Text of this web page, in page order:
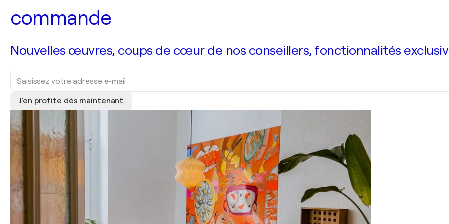
commande
Nouvelles œuvres, coups de cœur de nos conseillers, fonctionnalités
J'en profite dès maintenant